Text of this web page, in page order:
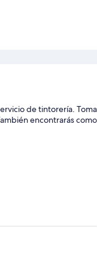
de tintorería.
encontrarás
West